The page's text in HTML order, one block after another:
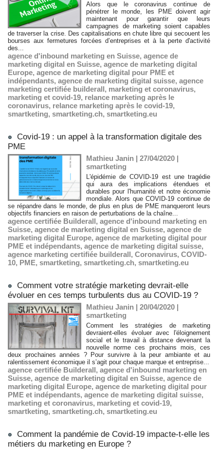
Alors que le coronavirus continue de
pénétrer le monde, les PME doivent agir
maintenant pour garantir que leurs
campagnes de marketing soient capables
de traverser la crise. Des capitalisations en chute libre qui secouent les
bourses aux fermetures forcées d’entreprises et à la perte d'activité
des...
agence d'inbound marketing en Suisse, agence de
marketing digital en Suisse, agence de marketing digital
Europe, agence de marketing digital pour PME et
indépendants, agence de marketing digital suisse, agence
marketing certifiée builderall, marketing et coronavirus,
marketing et covid-19, relance marketing après le
coronavirus, relance marketing après le covid-19,
smartketing, smartketing.ch, smartketing.eu
Covid-19 : un appel à la transformation digitale des
PME
Mathieu Janin | 27/04/2020 |
smartketing
L'épidémie de COVID-19 est une tragédie
qui aura des implications étendues et
durables pour l'humanité et notre économie
mondiale. Alors que COVID-19 continue de
se répandre dans le monde, de plus en plus de PME manqueront leurs
objectifs financiers en raison de perturbations de la chaîne...
agence certifiée Builderall, agence d'inbound marketing en
Suisse, agence de marketing digital en Suisse, agence de
marketing digital Europe, agence de marketing digital pour
PME et indépendants, agence de marketing digital suisse,
agence marketing certifiée builderall, Coronavirus, COVID-
10, PME, smartketing, smartketing.ch, smartketing.eu
Comment votre stratégie marketing devrait-elle
évoluer en ces temps turbulents dus au COVID-19 ?
Mathieu Janin | 20/04/2020 |
smartketing
Comment les stratégies de marketing
devraient-elles évoluer avec l'éloignement
social et le travail à distance devenant la
nouvelle norme ces prochains mois, ces
deux prochaines années ? Pour survivre à la peur ambiante et au
ralentissement économique il s’agit pour chaque marque et entreprise...
agence certifiée Builderall, agence d'inbound marketing en
Suisse, agence de marketing digital en Suisse, agence de
marketing digital Europe, agence de marketing digital pour
PME et indépendants, agence de marketing digital suisse,
marketing et coronavirus, marketing et covid-19,
smartketing, smartketing.ch, smartketing.eu
Comment la pandémie de Covid-19 impacte-t-elle les
métiers du marketing en Europe ?